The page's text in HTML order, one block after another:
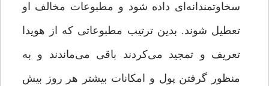
سخاوتمندانه‌ای داده شود و مطبوعات مخالف او
تعطیل شوند. بدین ترتیب مطبوعاتی که از هویدا
تعریف و تمجید می‌کردند باقی می‌ماندند و به
منظور گرفتن پول و امکانات بیشتر هر روز بیش